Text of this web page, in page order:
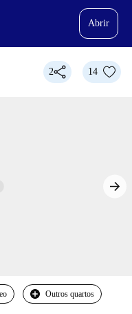
Abrir
2 14
Outros quartos